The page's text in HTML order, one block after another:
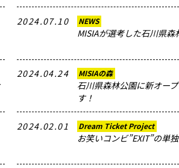
2024.07.10 NEWS
MISIAが選考した石川県
2024.04.24 MISIAの森
石川県森林公園に新オー
す！
2024.02.01 Dream Ticket Project
お笑いコンビ”EXIT”の単